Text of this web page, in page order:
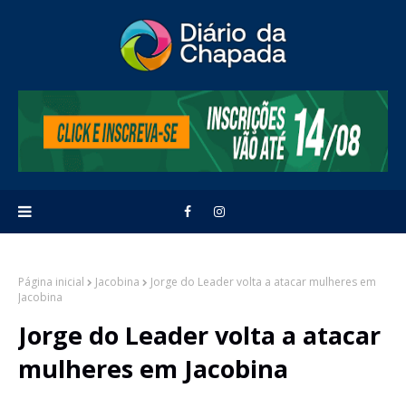
Página inicial Jacobina
Jorge do Leader volta a atacar mulheres em
Jacobina
Jorge do Leader volta a atacar
mulheres em Jacobina